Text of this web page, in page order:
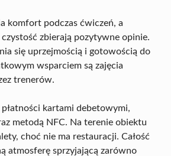
komfort podczas ćwiczeń, a
zbierają pozytywne opinie.
się uprzejmością i gotowością do
wsparciem są zajęcia
trenerów.
kartami debetowymi,
metodą NFC. Na terenie obiektu
choć nie ma restauracji. Całość
atmosferę sprzyjającą zarówno